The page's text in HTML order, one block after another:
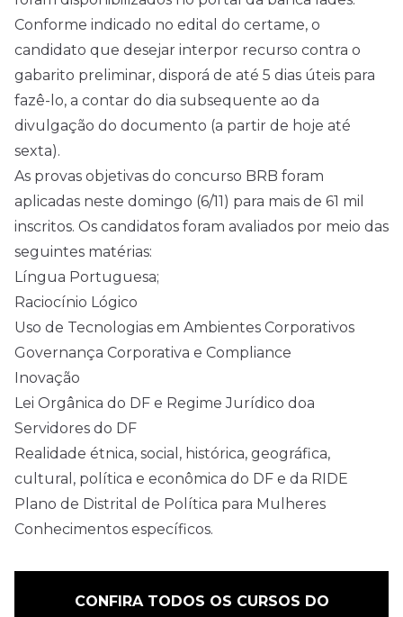
Conforme indicado no edital do certame, o
candidato que desejar interpor recurso contra o
gabarito preliminar, disporá de até 5 dias úteis para
fazê-lo, a contar do dia subsequente ao da
divulgação do documento (a partir de hoje até
sexta).
As provas objetivas do concurso BRB foram
aplicadas neste domingo (6/11) para mais de 61 mil
inscritos. Os candidatos foram avaliados por meio das
seguintes matérias:
Língua Portuguesa;
Raciocínio Lógico
Uso de Tecnologias em Ambientes Corporativos
Governança Corporativa e Compliance
Inovação
Lei Orgânica do DF e Regime Jurídico doa
Servidores do DF
Realidade étnica, social, histórica, geográfica,
cultural, política e econômica do DF e da RIDE
Plano de Distrital de Política para Mulheres
Conhecimentos específicos.
CONFIRA TODOS OS CURSOS DO